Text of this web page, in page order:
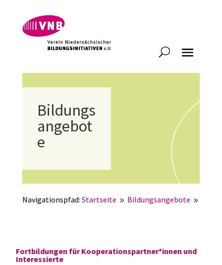
Bildungs
angebot
e
Navigationspfad: Startseite 9 Bildungsangebote 9
Fortbildungen für Kooperationspartner*innen und
Interessierte